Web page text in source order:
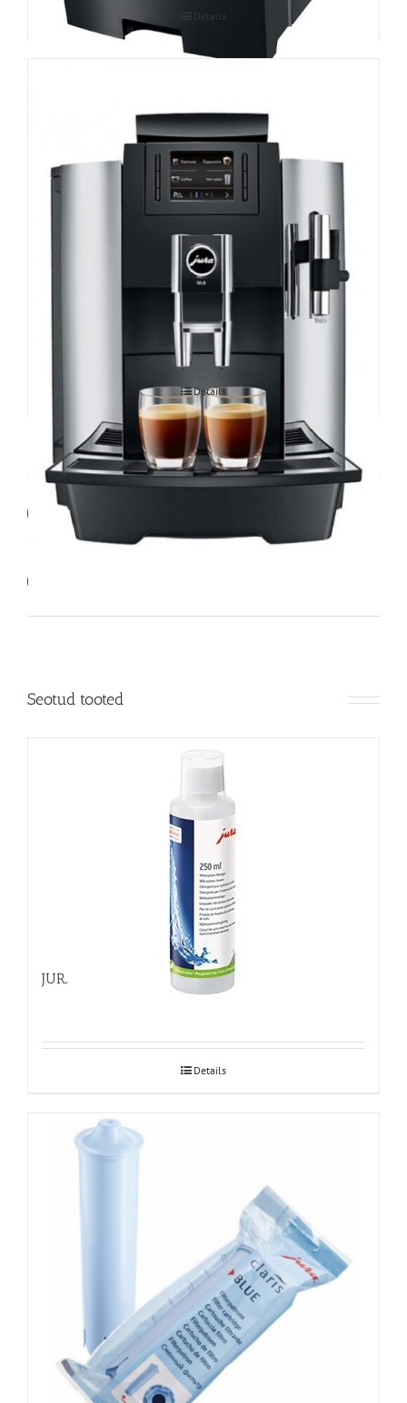
Details
Espressomasin JURA WE8
Details
Share On Facebook Tweet This Product
Seotud tooted
JURA piimasüsteemi puhastusvedelik 250ml
Details
JURA Claris Blue veefilter 1tk